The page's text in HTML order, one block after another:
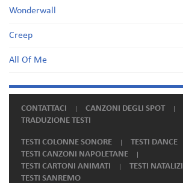
Wonderwall
Creep
All Of Me
CONTATTACI
CANZONI DEGLI SPOT
TRADUZIONE TESTI
TESTI COLONNE SONORE
TESTI DANCE
TESTI CANZONI NAPOLETANE
TESTI CARTONI ANIMATI
TESTI NATALIZI
TESTI SANREMO